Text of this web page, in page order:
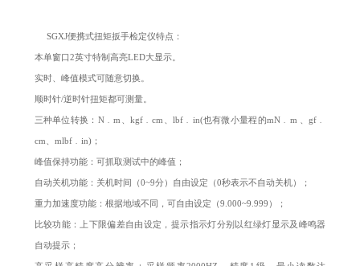
SGXJ便携式扭矩扳手检定仪特点：
本单窗口2英寸特制高亮LED大显示。
实时、峰值模式可随意切换。
顺时针/逆时针扭矩都可测量。
三种单位转换：N﹒m、kgf﹒cm、lbf﹒in(也有微小量程的mN﹒m 、gf﹒
cm、mlbf﹒in)；
峰值保持功能：可抓取测试中的峰值；
自动关机功能：关机时间（0~9分）自由设定（0秒表示不自动关机）；
重力加速度功能：根据地域不同，可自由设定（9.000~9.999）；
比较功能：上下限偏差自由设定，提示指示灯分别以红绿灯显示及峰鸣器
自动提示；